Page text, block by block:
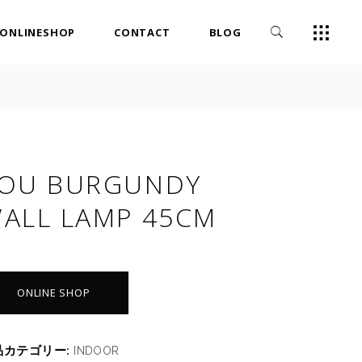
ONLINESHOP CONTACT BLOG
BURGUNDY
LAMP 45CM
ONLINE SHOP
カテゴリー: INDOOR